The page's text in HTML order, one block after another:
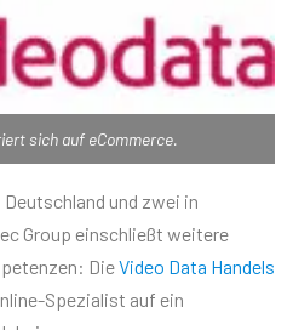
sich auf eCommerce.
und zwei in
Group einschließt weitere
DieVideo Data Handels
Spezialist auf ein